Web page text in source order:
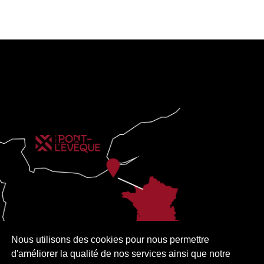
Nous utilisons des cookies pour nous permettre
d'améliorer la qualité de nos services ainsi que notre